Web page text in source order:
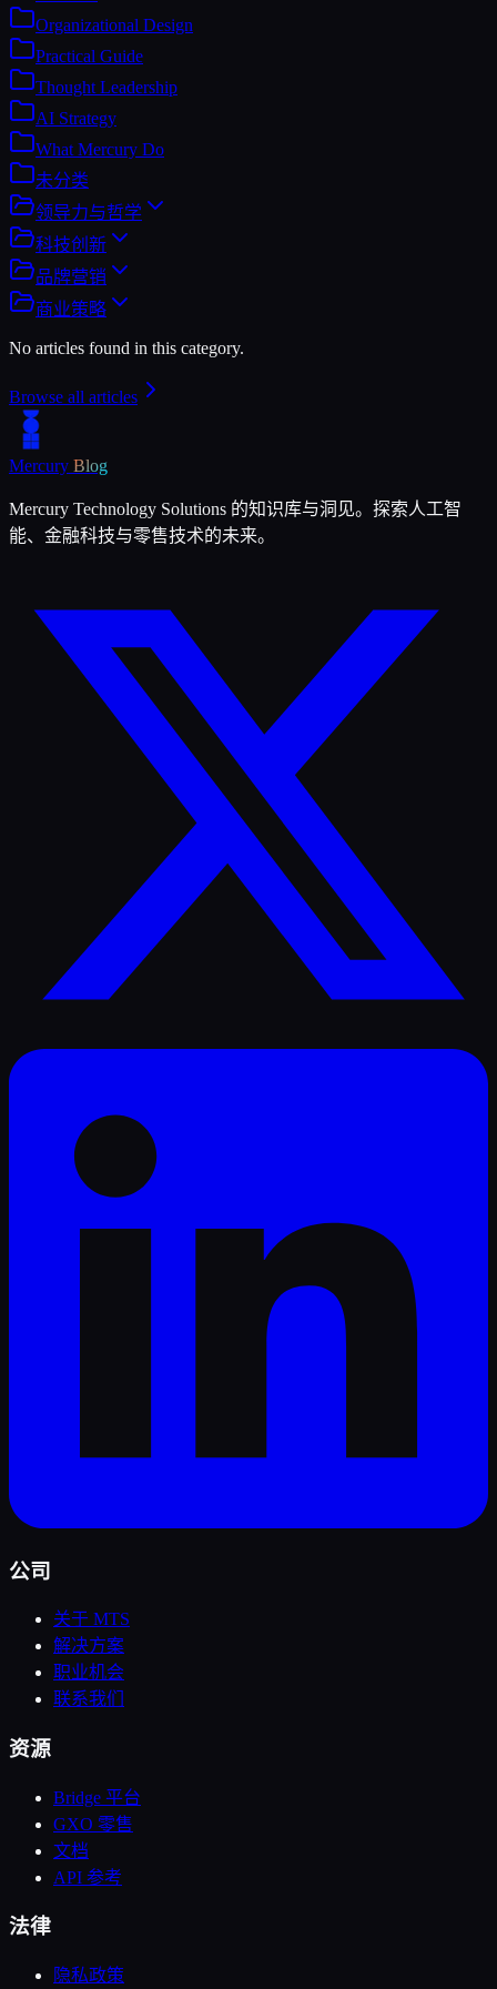
Organizational Design
Practical Guide
Thought Leadership
AI Strategy
What Mercury Do
未分类
领导力与哲学
科技创新
品牌营销
商业策略
No articles found in this category.
Browse all articles
Mercury Blog
Mercury Technology Solutions 的知识库与洞见。探索人工智
能、金融科技与零售技术的未来。
公司
关于 MTS
解决方案
职业机会
联系我们
资源
Bridge 平台
GXO 零售
文档
API 参考
法律
隐私政策